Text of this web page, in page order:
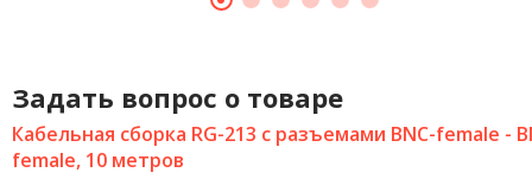
Задать вопрос о товаре
Кабельная сборка RG-213 с разъемами BNC-female -
female, 10 метров